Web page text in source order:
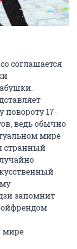
соглашается
повороту 17-
ведь обычно
мире
странный
запомнит
мире